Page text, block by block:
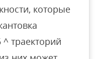
которые
^ траекторий